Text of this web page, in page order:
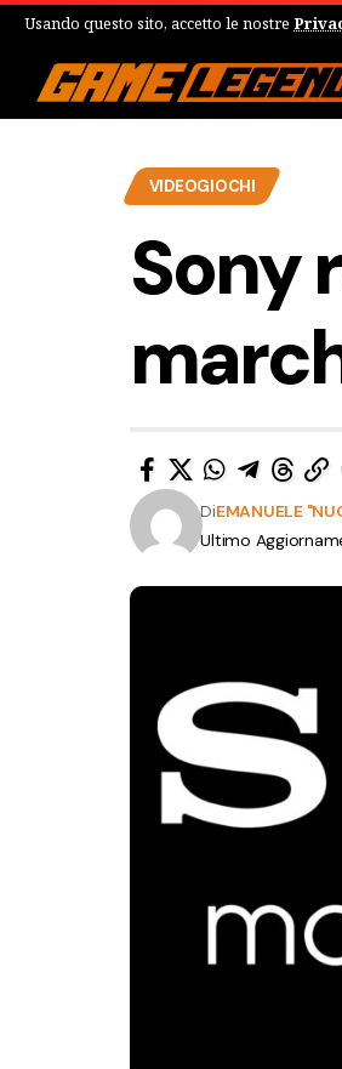
Usando questo sito, accetto le nostre
VIDEOGIOCHI
Sony
Ultimo
DiEMANUELE